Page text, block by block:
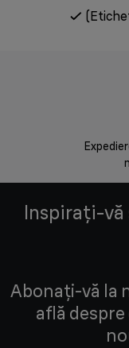
Inspirați-vă
Abonați-vă la
află